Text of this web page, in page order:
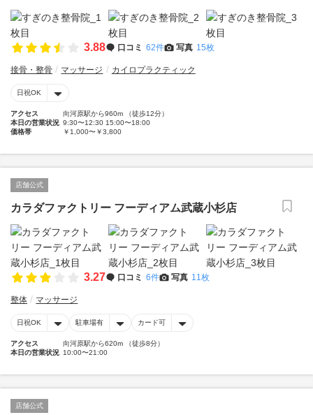
3.88 口コミ 62件 写真 15枚
接骨・整骨 マッサージ カイロプラクティック
日祝OK
アクセス
向河原駅から960m （徒歩12分）
本日の営業状況 9:30〜12:30 15:00〜18:00
価格帯
￥1,000〜￥3,800
店舗公式
カラダファクトリー フーディアム武蔵小杉店
3.27 口コミ 6件 写真 11枚
整体 マッサージ
日祝OK 駐車場有 カード可
アクセス
向河原駅から620m （徒歩8分）
本日の営業状況 10:00〜21:00
店舗公式